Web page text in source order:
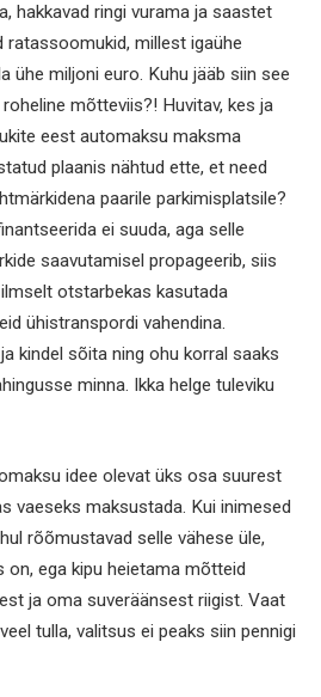
hakkavad ringi vurama ja saastet
ratassoomukid, millest igaühe
ühe miljoni euro. Kuhu jääb siin see
mõtteviis?! Huvitav, kes ja
eest automaksu maksma
plaanis nähtud ette, et need
paarile parkimisplatsile?
ei suuda, aga selle
saavutamisel propageerib, siis
otstarbekas kasutada
ühistranspordi vahendina.
kindel sõita ning ohu korral saaks
minna. Ikka helge tuleviku
idee olevat üks osa suurest
vaeseks maksustada. Kui inimesed
rõõmustavad selle vähese üle,
on, ega kipu heietama mõtteid
ja oma suveräänsest riigist. Vaat
tulla, valitsus ei peaks siin pennigi